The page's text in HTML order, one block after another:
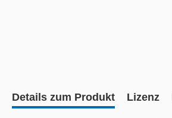
Details zum Produkt Lizenz